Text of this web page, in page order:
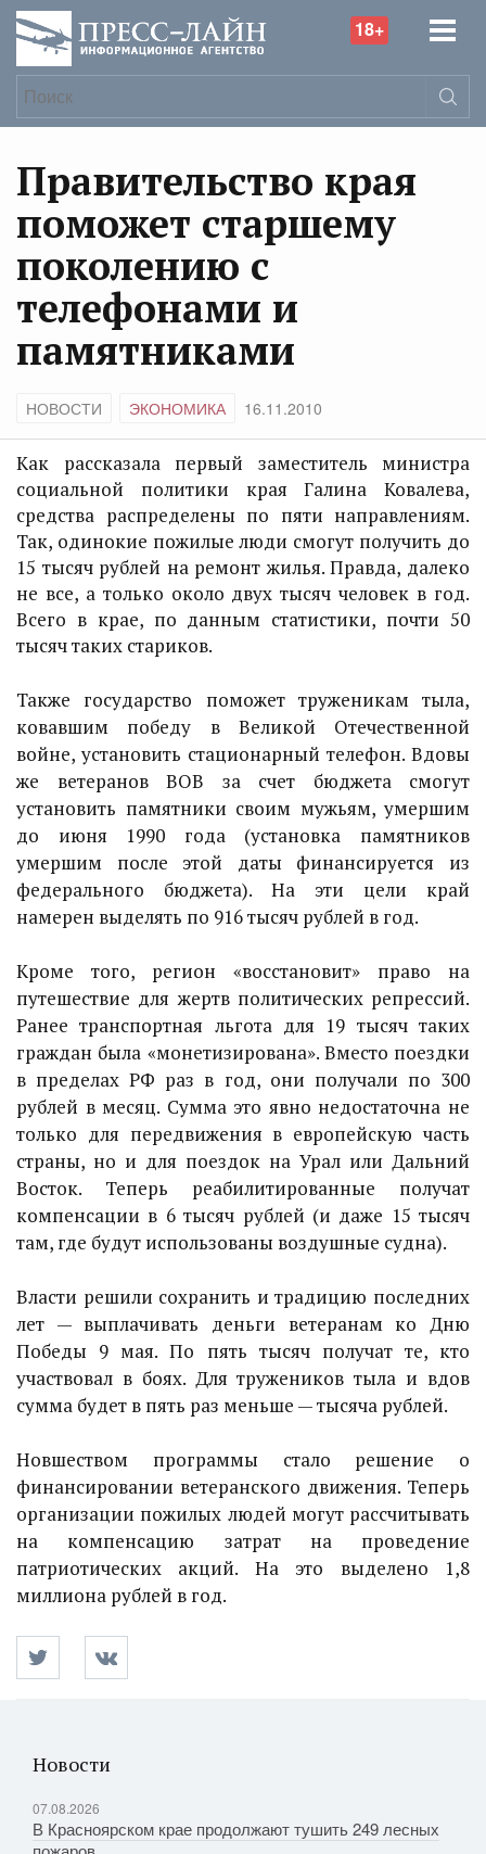
18+
Правительство края
поможет старшему
поколению с
телефонами и
памятниками
НОВОСТИ ЭКОНОМИКА 16.11.2010
Как рассказала первый заместитель министра
социальной политики края Галина Ковалева,
средства распределены по пяти направлениям.
Так, одинокие пожилые люди смогут получить до
15 тысяч рублей на ремонт жилья. Правда, далеко
не все, а только около двух тысяч человек в год.
Всего в крае, по данным статистики, почти 50
тысяч таких стариков.
Также государство поможет труженикам тыла,
ковавшим победу в Великой Отечественной
войне, установить стационарный телефон. Вдовы
же ветеранов ВОВ за счет бюджета смогут
установить памятники своим мужьям, умершим
до июня 1990 года (установка памятников
умершим после этой даты финансируется из
федерального бюджета). На эти цели край
намерен выделять по 916 тысяч рублей в год.
Кроме того, регион «восстановит» право на
путешествие для жертв политических репрессий.
Ранее транспортная льгота для 19 тысяч таких
граждан была «монетизирована». Вместо поездки
в пределах РФ раз в год, они получали по 300
рублей в месяц. Сумма это явно недостаточна не
только для передвижения в европейскую часть
страны, но и для поездок на Урал или Дальний
Восток. Теперь реабилитированные получат
компенсации в 6 тысяч рублей (и даже 15 тысяч
там, где будут использованы воздушные судна).
Власти решили сохранить и традицию последних
лет — выплачивать деньги ветеранам ко Дню
Победы 9 мая. По пять тысяч получат те, кто
участвовал в боях. Для тружеников тыла и вдов
сумма будет в пять раз меньше — тысяча рублей.
Новшеством программы стало решение о
финансировании ветеранского движения. Теперь
организации пожилых людей могут рассчитывать
на компенсацию затрат на проведение
патриотических акций. На это выделено 1,8
миллиона рублей в год.
Новости
07.08.2026
В Красноярском крае продолжают тушить 249 лесных